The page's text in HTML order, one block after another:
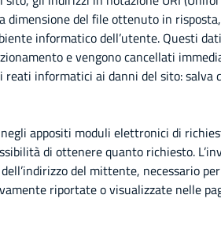
del file ottenuto in
informatico dell’utente. Questi
e vengono cancellati
reati informatici ai danni del sito:
appositi moduli elettronici di
di ottenere quanto richiesto.
del mittente, necessario
riportate o visualizzate nelle